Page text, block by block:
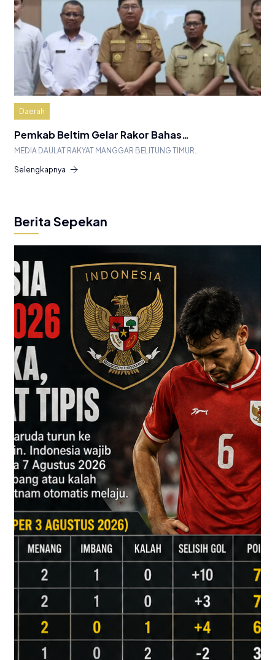
Daerah
Pemkab Beltim Gelar Rakor Bahas…
MEDIA DAULAT RAKYAT MANGGAR BELITUNG TIMUR…
Selengkapnya
Berita Sepekan